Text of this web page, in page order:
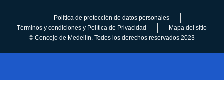
Política de protección de datos personales
Términos y condiciones y Política de Privacidad
Mapa del sitio
© Concejo de Medellín. Todos los derechos reservados 2023